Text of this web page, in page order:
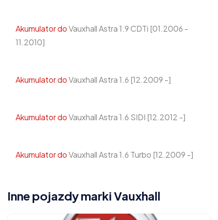
Akumulator doVauxhall Astra 1.9 CDTi [01.2006 -
11.2010]
Akumulator doVauxhall Astra 1.6 [12.2009 -]
Akumulator doVauxhall Astra 1.6 SIDI [12.2012 -]
Akumulator doVauxhall Astra 1.6 Turbo [12.2009 -]
Inne pojazdy marki Vauxhall